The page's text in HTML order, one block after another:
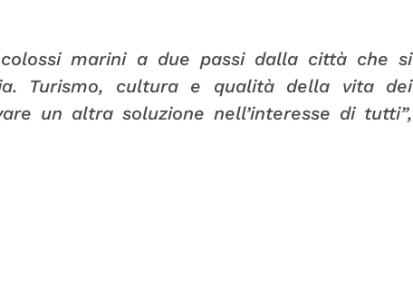
marini a due passi dalla città che si
Turismo, cultura e qualità della vita dei
un altra soluzione nell’interesse di tutti”,